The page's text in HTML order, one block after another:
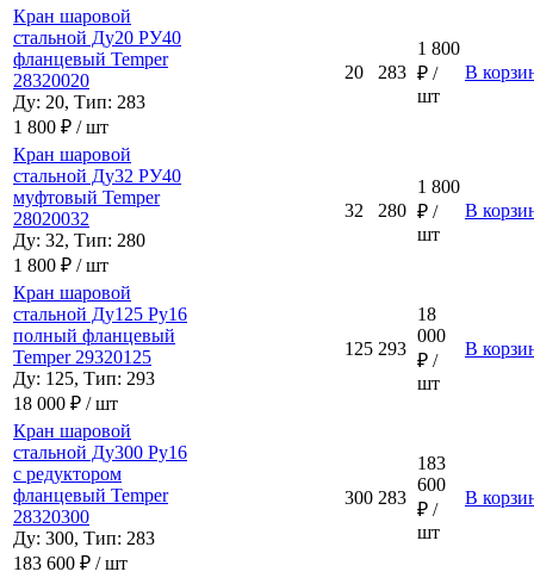
Кран шаровой
стальной Ду20 РУ40
фланцевый Temper
28320020
Ду: 20, Тип: 283
1 800 ₽ / шт
20 283
1 800
₽ /
шт
В
Кран шаровой
стальной Ду32 РУ40
муфтовый Temper
28020032
Ду: 32, Тип: 280
1 800 ₽ / шт
32 280
1 800
₽ /
шт
В
Кран шаровой
стальной Ду125 Ру16
полный фланцевый
Temper 29320125
Ду: 125, Тип: 293
18 000 ₽ / шт
125 293
18
000
₽ /
шт
В
Кран шаровой
стальной Ду300 Ру16
с редуктором
фланцевый Temper
28320300
Ду: 300, Тип: 283
183 600 ₽ / шт
300 283
183
600
₽ /
шт
В